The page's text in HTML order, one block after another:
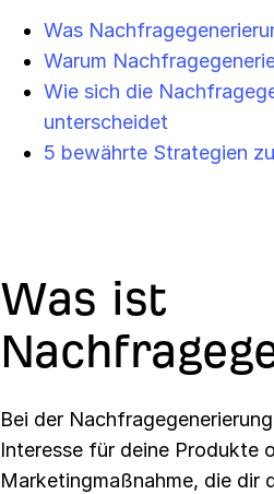
Was
Warum
Wie sich die
unterscheidet
5 bewährte Strategien
Was ist
Bei der
Interesse für deine Produkte
Marketingmaßnahme, die dir